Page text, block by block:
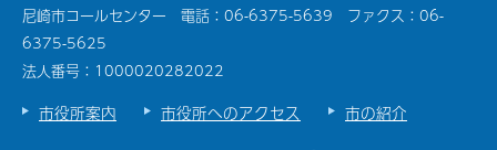
尼崎市コールセンター 電話：06-6375-5639 ファクス：06-
6375-5625
法人番号：1000020282022
市役所案内 市役所へのアクセス
市の紹介